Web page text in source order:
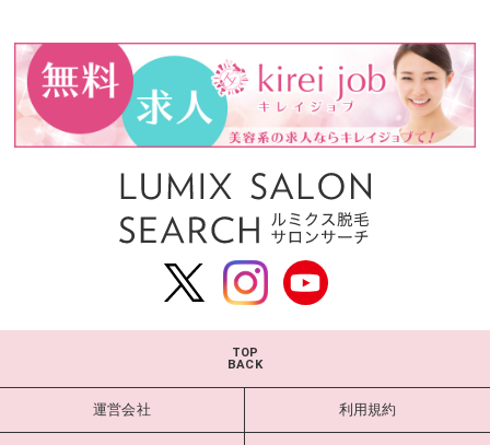
TOP
BACK
運営会社 利用規約